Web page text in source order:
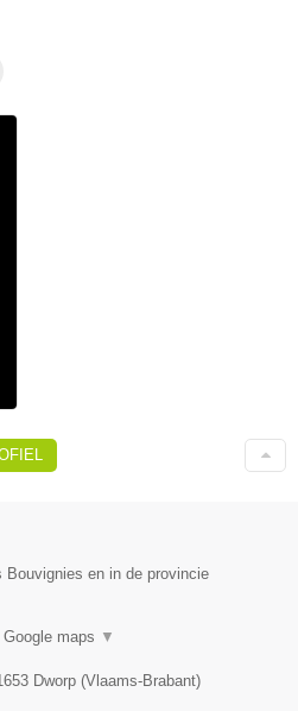
Bouvignies en in de provincie
Google maps ▼
Dworp (Vlaams-Brabant)